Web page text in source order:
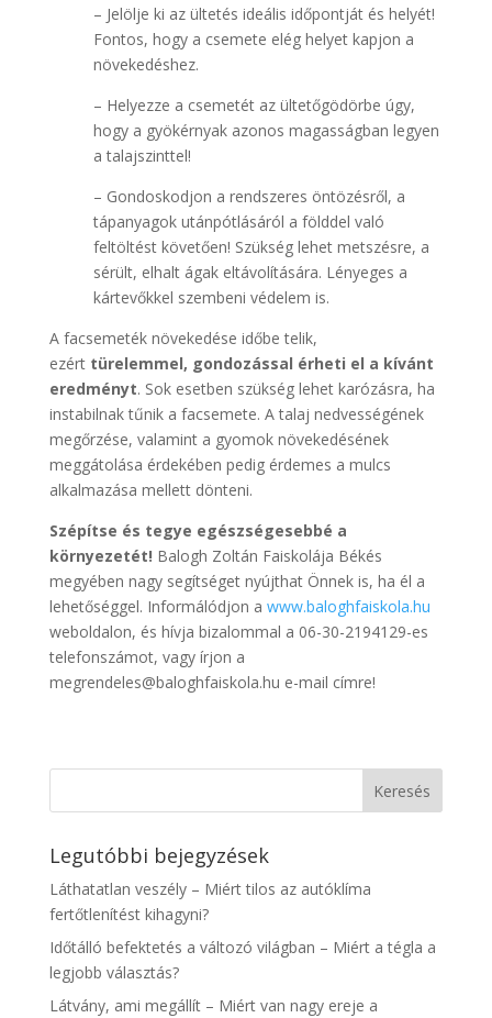
– Jelölje ki az ültetés ideális időpontját és helyét!
Fontos, hogy a csemete elég helyet kapjon a
növekedéshez.
– Helyezze a csemetét az ültetőgödörbe úgy,
hogy a gyökérnyak azonos magasságban legyen
a talajszinttel!
– Gondoskodjon a rendszeres öntözésről, a
tápanyagok utánpótlásáról a földdel való
feltöltést követően! Szükség lehet metszésre, a
sérült, elhalt ágak eltávolítására. Lényeges a
kártevőkkel szembeni védelem is.
A facsemeték növekedése időbe telik,
ezérttürelemmel, gondozással érheti el a kívánt
eredményt. Sok esetben szükség lehet karózásra, ha
instabilnak tűnik a facsemete. A talaj nedvességének
megőrzése, valamint a gyomok növekedésének
meggátolása érdekében pedig érdemes a mulcs
alkalmazása mellett dönteni.
Szépítse és tegye egészségesebbé a
környezetét! Balogh Zoltán Faiskolája Békés
megyében nagy segítséget nyújthat Önnek is, ha él a
lehetőséggel. Informálódjon a www.baloghfaiskola.hu
weboldalon, és hívja bizalommal a 06-30-2194129-es
telefonszámot, vagy írjon a
megrendeles@baloghfaiskola.hu e-mail címre!
Legutóbbi bejegyzések
Láthatatlan veszély – Miért tilos az autóklíma
fertőtlenítést kihagyni?
Időtálló befektetés a változó világban – Miért a tégla a
legjobb választás?
Látvány, ami megállít – Miért van nagy ereje a